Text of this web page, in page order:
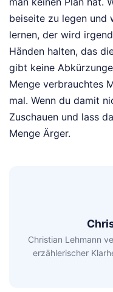
beiseite zu legen und
lernen, der wird
Händen halten, das
gibt keine
Menge verbrauchtes
mal. Wenn du damit
Zuschauen und lass
Menge Ärger.
Christian Lehmann
erzählerischer